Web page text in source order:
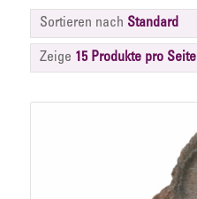
Sortieren nach Standard
Zeige 15 Produkte pro Seite